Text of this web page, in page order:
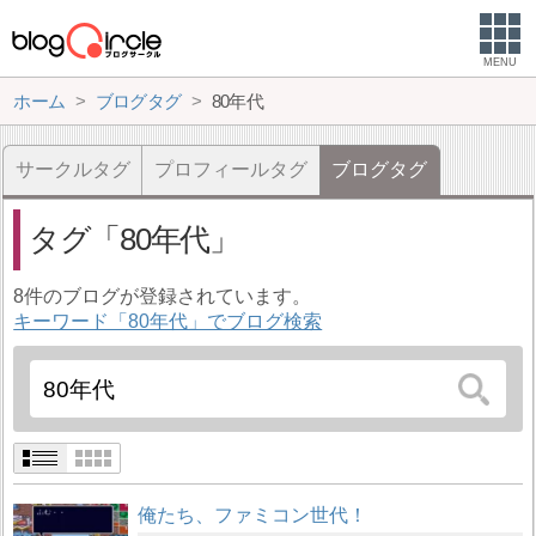
MENU
ホーム ブログタグ 80年代
サークルタグ プロフィールタグ ブログタグ
タグ 80年代
8件のブログが登録されています。
キーワード「80年代」でブログ検索
俺たち、ファミコン世代！